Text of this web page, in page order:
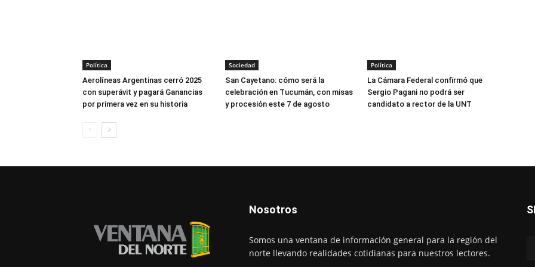
Política
Aerolíneas Argentinas cerró 2025
con superávit y pagará Ganancias
por primera vez en su historia
Sociedad
San Cayetano: cómo será la
celebración en Tucumán, con misas
y procesión este 7 de agosto
Política
La Cámara Federal confirmó que
Sergio Pagani no podrá ser
candidato a rector de la UNT
Nosotros
Somos una ventana de información general para la región del
norte llevando realidades cotidianas para nuestros lectores.